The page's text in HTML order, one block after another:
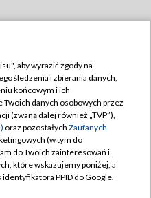
TVP
aby wyrazić zgody na
śledzenia i zbierania danych,
końcowym i ich
danych osobowych przez
(zwaną dalej również „TVP”),
oraz pozostałych Zaufanych
(w tym do
do Twoich zainteresowań i
które wskazujemy poniżej, a
PPID do Google.